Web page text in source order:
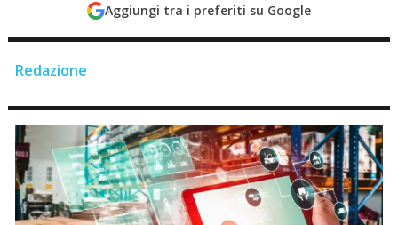
Aggiungi tra i preferiti su Google
Redazione